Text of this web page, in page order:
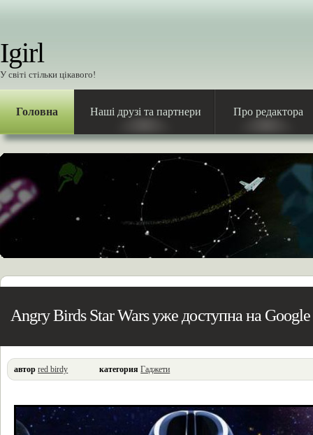
Igirl
У світі стільки цікавого!
Головна Наші друзі та партнери Про редактора
Angry Birds Star Wars уже доступна на
автор red birdy категория Гаджети